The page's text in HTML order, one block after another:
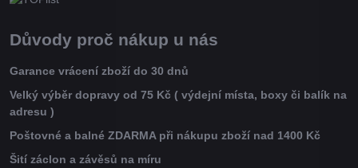
Důvody proč nákup u nás
Garance vrácení zboží do 30 dnů
Velký výběr dopravy od 75 Kč ( výdejní místa, boxy či balík na
adresu )
Poštovné a balné ZDARMA při nákupu zboží nad 1400 Kč
Šití záclon a závěsů na míru